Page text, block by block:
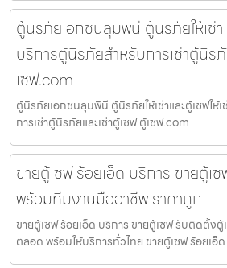
ตู้นิรภัยเอกชนลุมพินี ตู้นิรภัยให้เช่า
บริการตู้นิรภัยสำหรับการเช่าตู้นิร
เซฟ.com
ตู้นิรภัยเอกชนลุมพินี ตู้นิรภัยให้เช่าและตู้เซฟให้
การเช่าตู้นิรภัยและเช่าตู้เซฟ ตู้เซฟ.com
ขายตู้เซฟ ร้อยเอ็ด บริการ ขายตู้เ
พร้อมทีมงานมืออาชีพ ราคาถูก
ขายตู้เซฟ ร้อยเอ็ด บริการ ขายตู้เซฟ รับติดตั้ง
ตลอด พร้อมให้บริการทั่วไทย ขายตู้เซฟ ร้อยเอ็